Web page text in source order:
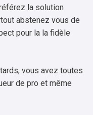
la solution
abstenez vous de
pour la la fidèle
vous avez toutes
de pro et même